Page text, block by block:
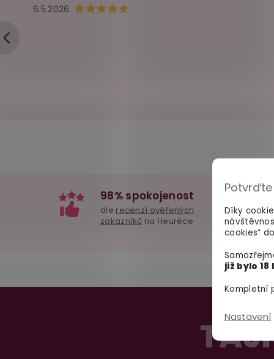
Díky
cookies“
již bylo 18
Kompletní
Nastavení
Hodnocení obchodu je 5 z 5 hvězdiček.
6.5.2026
98% spokojenost
dle recenzí ověřených
zakazníků na Heuréce